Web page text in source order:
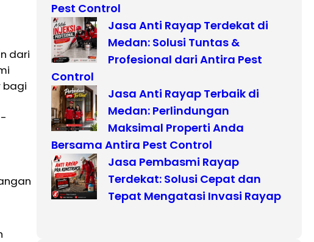
dari
bagi
Pest Control
Jasa Anti Rayap Terdekat di
Medan: Solusi Tuntas &
Profesional dari Antira Pest
Control
Jasa Anti Rayap Terbaik di
Medan: Perlindungan
Maksimal Properti Anda
Bersama Antira Pest Control
Jasa Pembasmi Rayap
Terdekat: Solusi Cepat dan
Tepat Mengatasi Invasi Rayap